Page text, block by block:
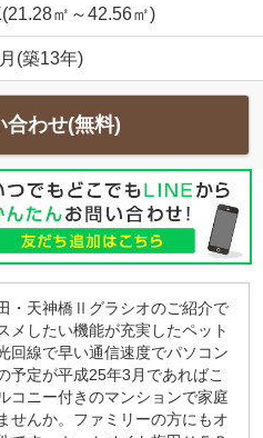
㎡～42.56㎡)
(築13年)
合わせ(無料)
・天神橋Ⅱグラシオのご紹介で
メしたい機能が充実したペット
回線で早い通信速度でパソコン
予定が平成25年3月であればこ
コニー付きのマンションで家庭
せんか。ファミリーの方にもオ